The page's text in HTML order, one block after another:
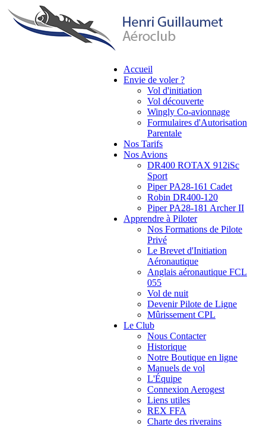
Aller
au
contenu
Main
navigation
Accueil
Envie de voler ?
Vol d'initiation
Vol découverte
Wingly Co-avionnage
Formulaires d'Autorisation
Parentale
Nos Tarifs
Nos Avions
DR400 ROTAX 912iSc
Sport
Piper PA28-161 Cadet
Robin DR400-120
Piper PA28-181 Archer II
Apprendre à Piloter
Nos Formations de Pilote
Privé
Le Brevet d'Initiation
Aéronautique
Anglais aéronautique FCL
055
Vol de nuit
Devenir Pilote de Ligne
Mûrissement CPL
Le Club
Nous Contacter
Historique
Notre Boutique en ligne
Manuels de vol
L'Équipe
Connexion Aerogest
Liens utiles
REX FFA
Charte des riverains